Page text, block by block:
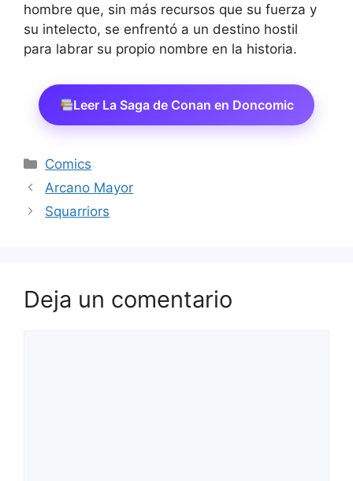
hombre que, sin más recursos que su fuerza y
su intelecto, se enfrentó a un destino hostil
para labrar su propio nombre en la historia.
Leer La Saga de Conan en Doncomic
Categorías
Comics
Arcano Mayor
Squarriors
Deja un comentario